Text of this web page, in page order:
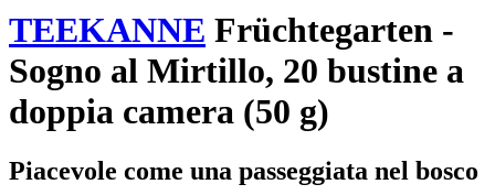
TEEKANNE Früchtegarten -
Sogno al Mirtillo, 20 bustine a
doppia camera (50 g)
Piacevole come una passeggiata nel bosco